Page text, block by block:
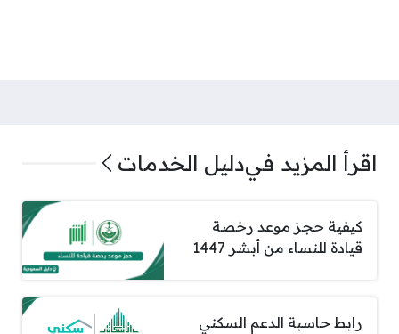
اقرأ المزيد فيدليل الخدمات
كيفية حجز موعد رخصة
قيادة للنساء من أبشر 1447
رابط حاسبة الدعم السكني